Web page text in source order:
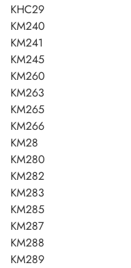
KHC29
KM240
KM241
KM245
KM260
KM263
KM265
KM266
KM28
KM280
KM282
KM283
KM285
KM287
KM288
KM289